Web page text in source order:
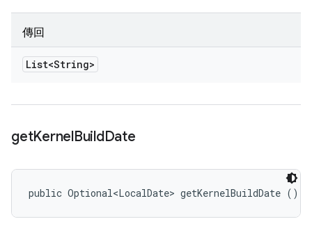
傳回
List<String>
getKernelBuildDate
public Optional<LocalDate> getKernelBuildDate ()